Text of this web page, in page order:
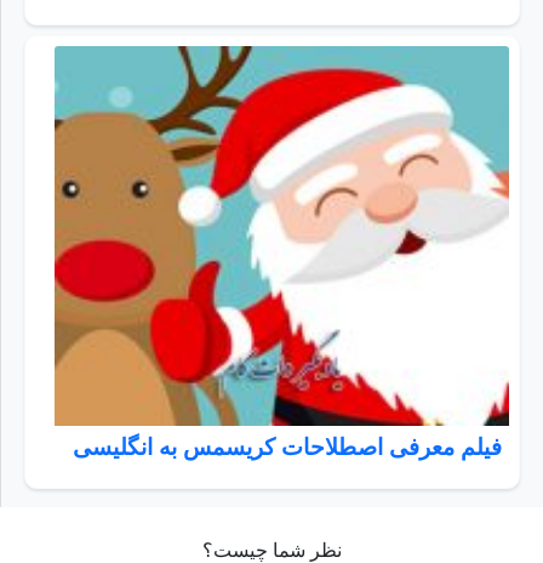
فیلم معرفی اصطلاحات کریسمس به انگلیسی
نظر شما چیست؟